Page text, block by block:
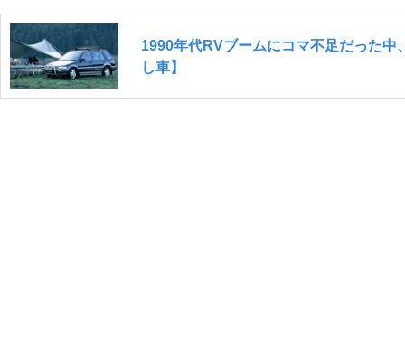
1990年代RVブームにコマ不足だった
し車】